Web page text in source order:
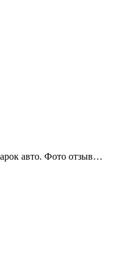
авто. Фото отзыв…